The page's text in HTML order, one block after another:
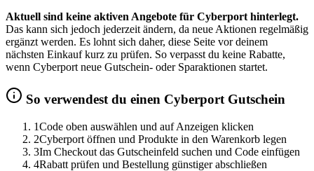
Aktuell sind keine aktiven Angebote für Cyberport hinterlegt.
Das kann sich jedoch jederzeit ändern, da neue Aktionen regelmäßig
ergänzt werden. Es lohnt sich daher, diese Seite vor deinem
nächsten Einkauf kurz zu prüfen. So verpasst du keine Rabatte,
wenn Cyberport neue Gutschein- oder Sparaktionen startet.
So verwendest du einen Cyberport Gutschein
1Code oben auswählen und auf Anzeigen klicken
2Cyberport öffnen und Produkte in den Warenkorb legen
3Im Checkout das Gutscheinfeld suchen und Code einfügen
4Rabatt prüfen und Bestellung günstiger abschließen